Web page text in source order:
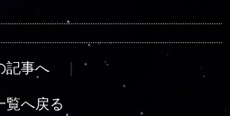
記事へ ｜
覧へ戻る